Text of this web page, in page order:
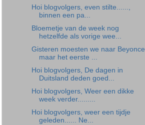
Hoi blogvolgers, even stilte......,
binnen een pa...
Bloemetje van de week nog
hetzelfde als vorige wee...
Gisteren moesten we naar Beyonce,
maar het eerste ...
Hoi blogvolgers, De dagen in
Duitsland deden goed...
Hoi blogvolgers, Weer een dikke
week verder.........
Hoi blogvolgers, weer een tijdje
geleden...... Ne...